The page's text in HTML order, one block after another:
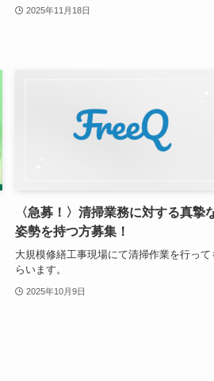
2025年11月18日
〈急募！〉清掃業務に対する真摯
姿勢を持つ方募集！
大規模修繕工事現場にて清掃作業を行って
らいます。
2025年10月9日